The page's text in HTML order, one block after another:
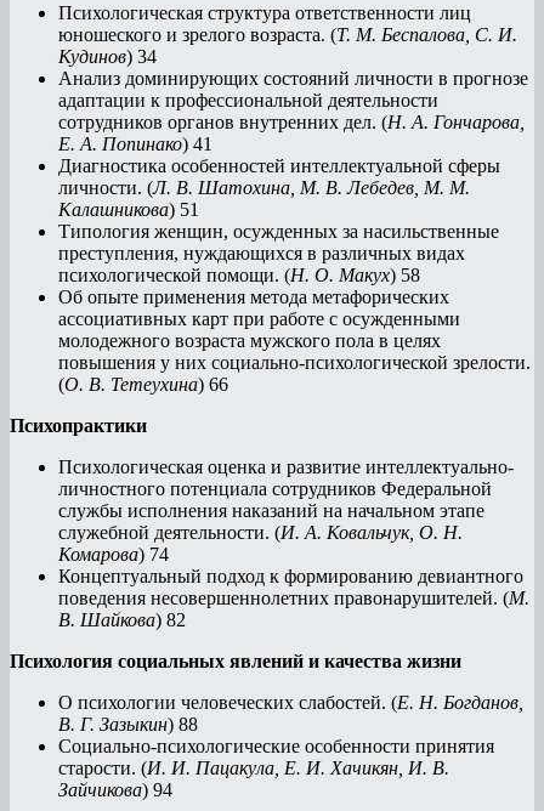
Психологическая структура ответственности лиц
юношеского и зрелого возраста. (Т. М. Беспалова, С. И.
Кудинов) 34
Анализ доминирующих состояний личности в прогнозе
адаптации к профессиональной деятельности
сотрудников органов внутренних дел. (Н. А. Гончарова,
Е. А. Попинако) 41
Диагностика особенностей интеллектуальной сферы
личности. (Л. В. Шатохина, М. В. Лебедев, М. М.
Калашникова) 51
Типология женщин, осужденных за насильственные
преступления, нуждающихся в различных видах
психологической помощи. (Н. О. Макух) 58
Об опыте применения метода метафорических
ассоциативных карт при работе с осужденными
молодежного возраста мужского пола в целях
повышения у них социально-психологической зрелости.
(О. В. Тетеухина) 66
Психопрактики
Психологическая оценка и развитие интеллектуально-
личностного потенциала сотрудников Федеральной
службы исполнения наказаний на начальном этапе
служебной деятельности. (И. А. Ковальчук, О. Н.
Комарова) 74
Концептуальный подход к формированию девиантного
поведения несовершеннолетних правонарушителей. (М.
В. Шайкова) 82
Психология социальных явлений и качества жизни
О психологии человеческих слабостей. (Е. Н. Богданов,
В. Г. Зазыкин) 88
Социально-психологические особенности принятия
старости. (И. И. Пацакула, Е. И. Хачикян, И. В.
Зайчикова) 94